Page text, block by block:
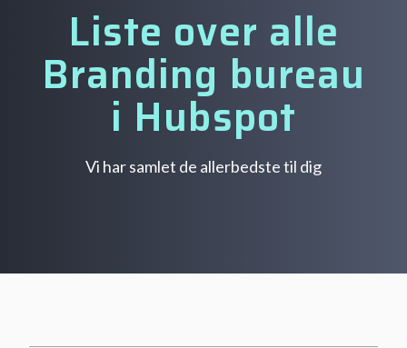
Liste over alle
Branding bureau
i Hubspot
Vi har samlet de allerbedste til dig